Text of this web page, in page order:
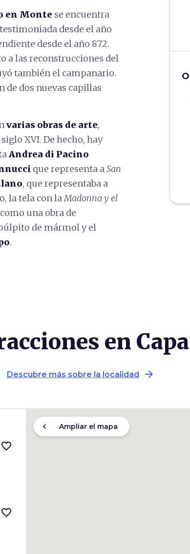
en Monte se encuentra
desde el año
desde el año 872.
a las reconstrucciones del
también el campanario.
de dos nuevas capillas
varias obras de arte,
XVI. De hecho, hay
Andrea di Pacino
que representa aSan
, que representaba a
la tela con laMadonna y el
una obra de
de mármol y el
.
en
Descubre más sobre la localidad arrow_forward
favorite_border
favorite_border
chevron_left Ampliar el mapa